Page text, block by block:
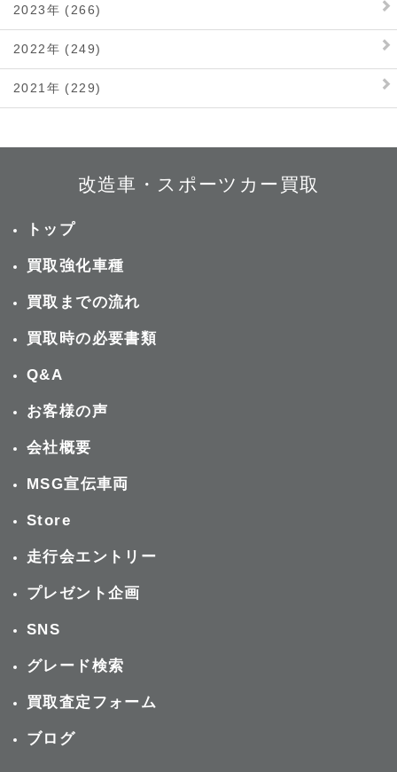
2023年 (266)
2022年 (249)
2021年 (229)
改造車・スポーツカー買取
トップ
買取強化車種
買取までの流れ
買取時の必要書類
Q&A
お客様の声
会社概要
MSG宣伝車両
Store
走行会エントリー
プレゼント企画
SNS
グレード検索
買取査定フォーム
ブログ